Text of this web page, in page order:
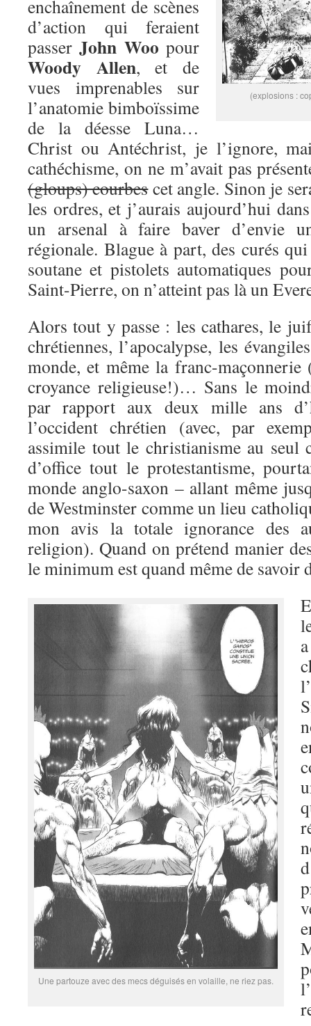
(explosions :
enchaînement de scènes
d’action qui feraient
passerJohn Woo pour
Woody Allen, et de
vues imprenables sur
l’anatomie bimboïssime
de la déesse Luna…
Christ ou Antéchrist, je l’ignore,
cathéchisme, on ne m’avait pas
(gloups) courbescet angle. Sinon je
les ordres, et j’aurais aujourd’hui
un arsenal à faire baver d’envie
régionale. Blague à part, des curés
soutane et pistolets automatiques
Saint-Pierre, on n’atteint pas là un
Alors tout y passe : les cathares, le
chrétiennes, l’apocalypse, les
monde, et même la franc-
croyance religieuse!)… Sans le
par rapport aux deux mille ans
l’occident chrétien (avec, par
assimile tout le christianisme au seul
d’office tout le protestantisme,
monde anglo-saxon – allant même
de Westminster comme un lieu
mon avis la totale ignorance des
religion). Quand on prétend manier
le minimum est quand même de savoir
Une partouze avec des mecs déguisés en volaille, ne riez pas.